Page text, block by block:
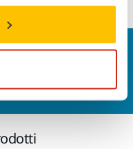
alle tue domande.